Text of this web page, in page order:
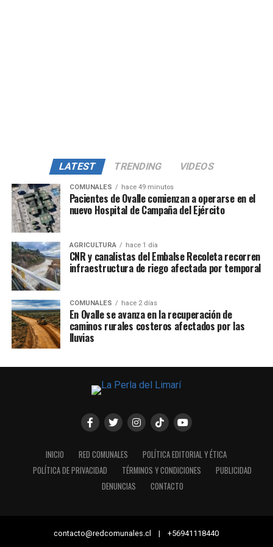
LATEST TRENDING VIDEOS
COMUNALES hace 49 minutos
Pacientes de Ovalle comienzan a operarse en el
nuevo Hospital de Campaña del Ejército
AGRICULTURA hace 1 día
CNR y canalistas del Embalse Recoleta recorren
infraestructura de riego afectada por temporal
COMUNALES hace 2 días
En Ovalle se avanza en la recuperación de
caminos rurales costeros afectados por las
lluvias
INICIO RED COMUNALES
POLÍTICA EDITORIAL Y ÉTICA
POLÍTICA DE PRIVACIDAD
TÉRMINOS Y CONDICIONES
PUBLICIDAD
DENUNCIAS
CONTACTO
contacto@redcomunales.cl | +56941118440